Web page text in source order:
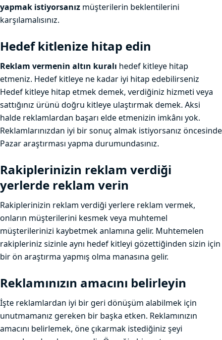
yapmak istiyorsanız müşterilerin beklentilerini
karşılamalısınız.
Hedef kitlenize hitap edin
Reklam vermenin altın kuralı hedef kitleye hitap
etmeniz. Hedef kitleye ne kadar iyi hitap edebilirseniz
Hedef kitleye hitap etmek demek, verdiğiniz hizmeti veya
sattığınız ürünü doğru kitleye ulaştırmak demek. Aksi
halde reklamlardan başarı elde etmenizin imkânı yok.
Reklamlarınızdan iyi bir sonuç almak istiyorsanız öncesinde
Pazar araştırması yapma durumundasınız.
Rakiplerinizin reklam verdiği
yerlerde reklam verin
Rakiplerinizin reklam verdiği yerlere reklam vermek,
onların müşterilerini kesmek veya muhtemel
müşterilerinizi kaybetmek anlamına gelir. Muhtemelen
rakipleriniz sizinle aynı hedef kitleyi gözettiğinden sizin için
bir ön araştırma yapmış olma manasına gelir.
Reklamınızın amacını belirleyin
İşte reklamlardan iyi bir geri dönüşüm alabilmek için
unutmamanız gereken bir başka etken. Reklamınızın
amacını belirlemek, öne çıkarmak istediğiniz şeyi